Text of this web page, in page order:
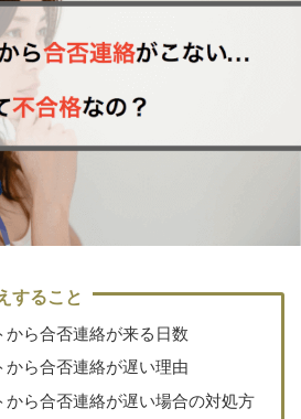
すること
から合否連絡が来る日数
から合否連絡が遅い理由
から合否連絡が遅い場合の対処方